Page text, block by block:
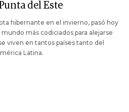
del Este
hibernante en el invierno, pasó hoy
más codiciados para alejarse
viven en tantos países tanto del
Latina.